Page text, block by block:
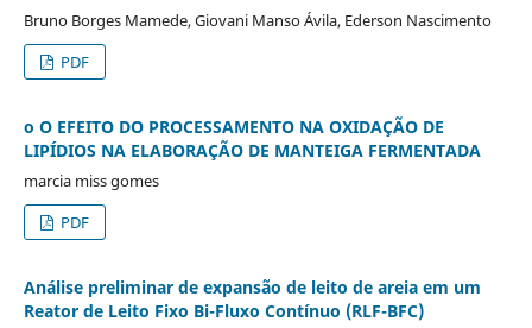
Bruno Borges Mamede, Giovani Manso Ávila, Ederson Nascimento
PDF
o O EFEITO DO PROCESSAMENTO NA OXIDAÇÃO DE
LIPÍDIOS NA ELABORAÇÃO DE MANTEIGA FERMENTADA
marcia miss gomes
PDF
Análise preliminar de expansão de leito de areia em um
Reator de Leito Fixo Bi-Fluxo Contínuo (RLF-BFC)